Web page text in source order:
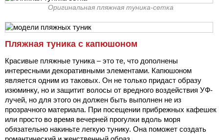
Оригинальная пляжная туника-сетка
Пляжная туника с капюшоном
Красивые пляжные туника – это те, что дополнены
интересными декоративными элементами. Капюшоном
является одним из таковых. Он не только придаст образу
изюминку, но и защитит волосы от вредного воздействия УФ-
лучей, но для этого он должен быть выполнен не из
прозрачного материала. При посещении прибрежных кафешек
или просто во время вечерней прогулки вдоль моря
обязательно накиньте легкую тунику. Она поможет создать